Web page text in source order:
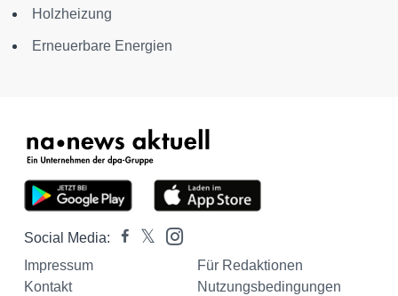
Holzheizung
Erneuerbare Energien
Social Media:
Impressum
Für Redaktionen
Kontakt
Nutzungsbedingungen